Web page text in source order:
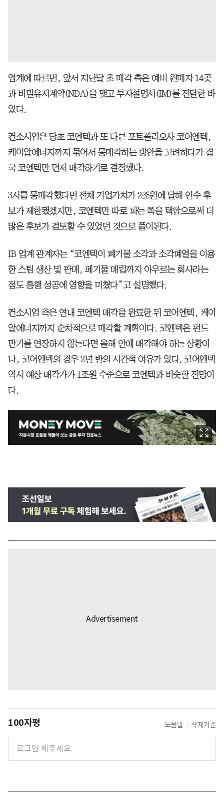
업계에 따르면, 앞서 지난달 초 매각 측은 예비 원매자 14곳
과 비밀유지계약(NDA)을 맺고 투자설명서(IM)를 전달한 바
있다.
컨소시엄은 당초 코엔텍과 또 다른 포트폴리오사 코어엔텍,
케이알에너지까지 묶어서 통매각하는 방안을 고려하다가 결
국 코엔텍만 먼저 매각하기로 결정했다.
3사를 통매각했다면 전체 기업가치가 2조원에 달해 인수 후
보가 제한됐겠지만, 코엔텍만 따로 파는 쪽을 택함으로써 더
많은 후보가 검토할 수 있었던 것으로 풀이된다.
IB 업계 관계자는 “코엔텍이 폐기물 소각과 소각폐열을 이용
한 스팀 생산 및 판매, 폐기물 매립까지 아우르는 회사라는
점도 흥행 성공에 영향을 미쳤다”고 설명했다.
컨소시엄 측은 연내 코엔텍 매각을 완료한 뒤 코어엔텍, 케이
알에너지까지 순차적으로 매각할 계획이다. 코엔텍은 펀드
만기를 연장하지 않는다면 올해 안에 매각해야 하는 상황이
나, 코어엔텍의 경우 2년 반의 시간적 여유가 있다. 코어엔텍
역시 예상 매각가가 1조원 수준으로 코엔텍과 비슷할 전망이
다.
100자평 도움말 삭제기준